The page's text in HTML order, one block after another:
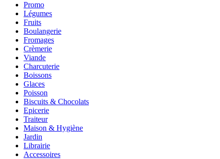
Promo
Légumes
Fruits
Boulangerie
Fromages
Crèmerie
Viande
Charcuterie
Boissons
Glaces
Poisson
Biscuits & Chocolats
Epicerie
Traiteur
Maison & Hygiène
Jardin
Librairie
Accessoires